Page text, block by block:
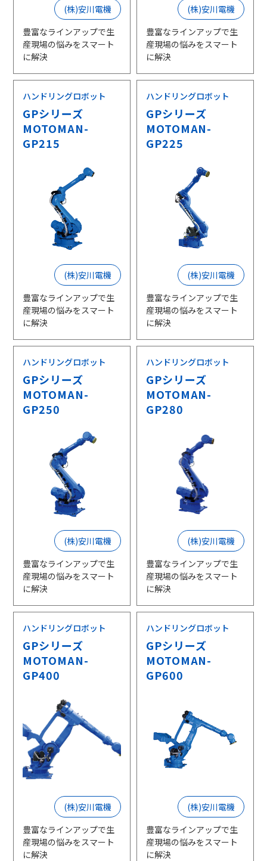
(株)安川電機
豊富なラインアップで生
産現場の悩みをスマート
に解決
(株)安川電機
豊富なラインアップで生
産現場の悩みをスマート
に解決
ハンドリングロボット
GPシリーズ
MOTOMAN-
GP215
(株)安川電機
豊富なラインアップで生
産現場の悩みをスマート
に解決
ハンドリングロボット
GPシリーズ
MOTOMAN-
GP225
(株)安川電機
豊富なラインアップで生
産現場の悩みをスマート
に解決
ハンドリングロボット
GPシリーズ
MOTOMAN-
GP250
(株)安川電機
豊富なラインアップで生
産現場の悩みをスマート
に解決
ハンドリングロボット
GPシリーズ
MOTOMAN-
GP280
(株)安川電機
豊富なラインアップで生
産現場の悩みをスマート
に解決
ハンドリングロボット
GPシリーズ
MOTOMAN-
GP400
(株)安川電機
豊富なラインアップで生
産現場の悩みをスマート
に解決
ハンドリングロボット
GPシリーズ
MOTOMAN-
GP600
(株)安川電機
豊富なラインアップで生
産現場の悩みをスマート
に解決